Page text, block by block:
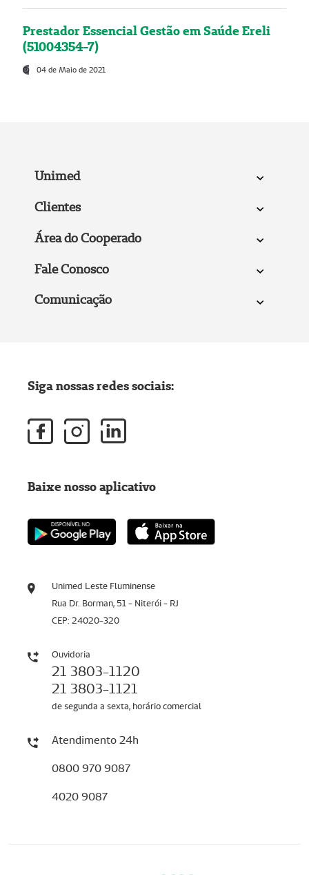
Prestador Essencial Gestão em Saúde Ereli
(51004354-7)
04 de Maio de 2021
Unimed
Clientes
Área do Cooperado
Fale Conosco
Comunicação
Unimed Leste Fluminense
Rua Dr. Borman, 51 - Niterói - RJ
CEP: 24020-320
Ouvidoria
21 3803-1120
21 3803-1121
de segunda a sexta, horário comercial
Atendimento 24h
0800 970 9087
4020 9087
Siga nossas redes sociais:
Baixe nosso aplicativo